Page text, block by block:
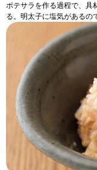
ポテサラを作る過程で、具
る。明太子に塩気があるの